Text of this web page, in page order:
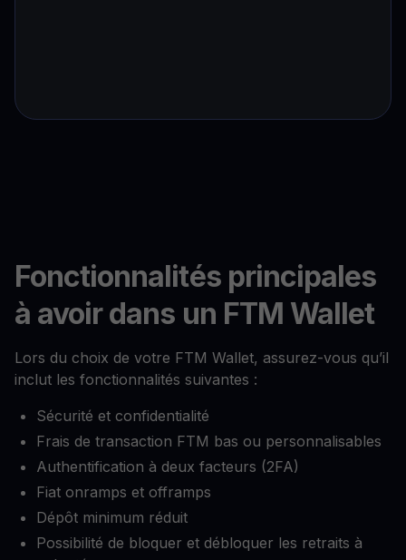
Fonctionnalités principales
à avoir dans un FTM Wallet
Lors du choix de votre FTM Wallet, assurez-vous qu’il
inclut les fonctionnalités suivantes :
Sécurité et confidentialité
Frais de transaction FTM bas ou personnalisables
Authentification à deux facteurs (2FA)
Fiat onramps et offramps
Dépôt minimum réduit
Possibilité de bloquer et débloquer les retraits à